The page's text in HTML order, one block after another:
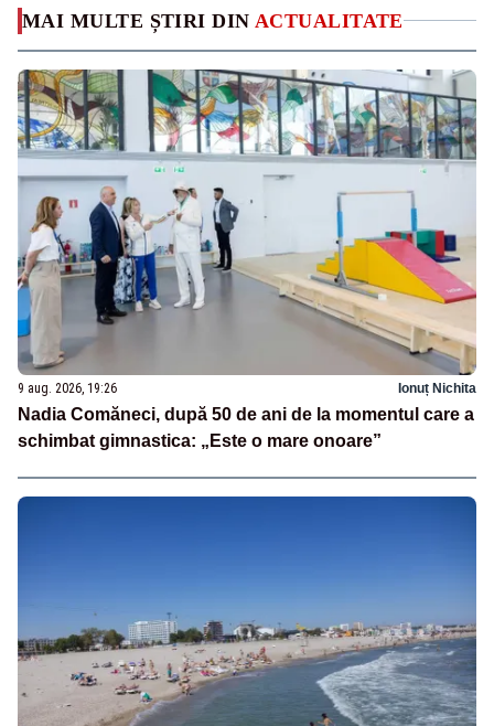
MAI MULTE ȘTIRI DIN ACTUALITATE
9 aug. 2026, 19:26 Ionuț Nichita
Nadia Comăneci, după 50 de ani de la momentul care a
schimbat gimnastica: „Este o mare onoare”